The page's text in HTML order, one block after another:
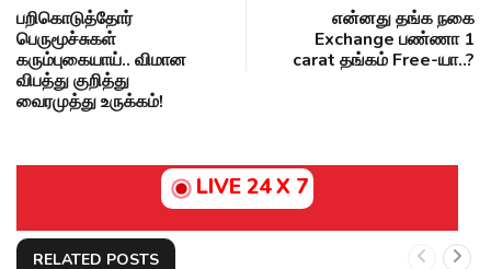
பறிகொடுத்தோர்
பெருமூச்சுகள்
கரும்புகையாய்.. விமான
விபத்து குறித்து
வைரமுத்து உருக்கம்!
என்னது தங்க நகை
Exchange பண்ணா 1
carat தங்கம் Free-யா..?
LIVE 24 X 7
RELATED POSTS